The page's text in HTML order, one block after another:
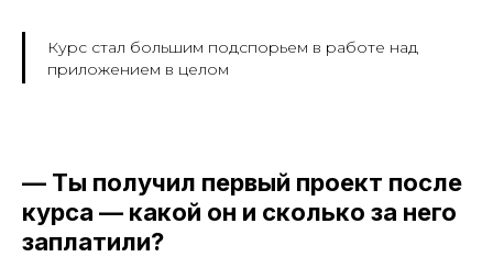
Курс стал большим подспорьем в работе над
приложением в целом
— Ты получил первый проект после
курса — какой он и сколько за него
заплатили?